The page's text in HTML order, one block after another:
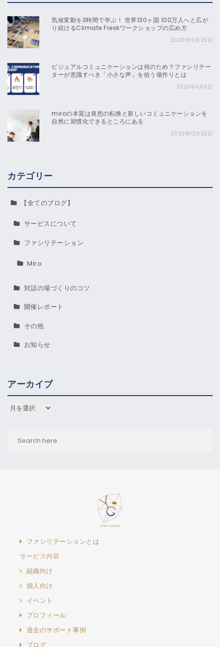
気候変動を3時間で学ぶ！ 世界130ヶ国 100万人へと広が
り続けるClimate Freskワークショップの広め方
2023年12月20日
ビジュアルコミュニケーションは何のため？ファシリテー
ターが意識すべき「小さな声」を拾う場作りとは
2023年4月6日
miroの本質は発想の転換と新しいコミュニケーションを
自然に習慣化できるところにある
2022年12月23日
カテゴリー
【全てのブログ】
サービスについて
ファシリテーション
Miro
対話の場づくりのコツ
開催レポート
その他
お知らせ
アーカイブ
アーカイブ
ファシリテーションとは
サービス内容
組織向け
個人向け
イベント
プロフィール
過去のサポート事例
ブログ